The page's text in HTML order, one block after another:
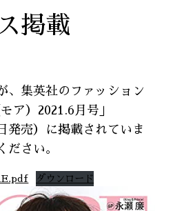
掲載
、集英社のファッション
ア）2021.6月号」
発売）に掲載されていま
ださい。
ダウンロード